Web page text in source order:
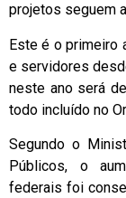
projetos seguem
Este é o primeiro
e servidores
neste ano será
todo incluído no
Segundo o
Públicos, o
federais foi